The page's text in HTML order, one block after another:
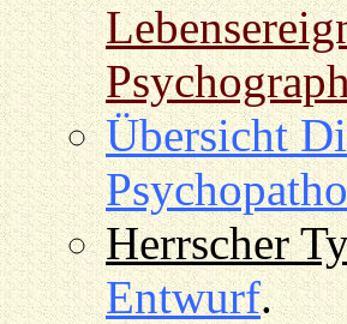
Übersicht
Herrscher
Entwurf.